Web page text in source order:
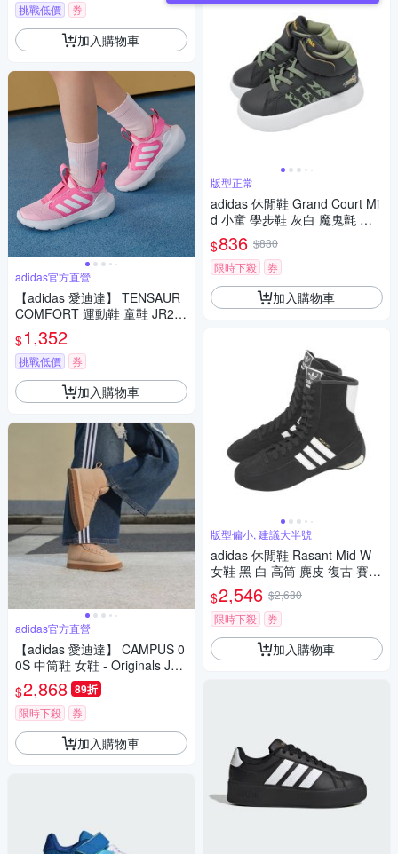
挑戰低價
券
加入購物車
adidas官方直營
【adidas 愛迪達】 TENSAUR
COMFORT 運動鞋 童鞋 JR27
24
$1,352
挑戰低價 券
加入購物車
adidas官方直營
【adidas 愛迪達】 CAMPUS 0
0S 中筒鞋 女鞋 - Originals JR3
735
$2,868 89折
限時下殺 券
加入購物車
版型正常
adidas 休閒鞋 Grand Court Mi
d 小童 學步鞋 灰白 魔鬼氈 獅
子王聯名 愛迪達 IF4096
$836 $880
限時下殺
券
加入購物車
版型偏小, 建議大半號
adidas 休閒鞋 Rasant Mid W
女鞋 黑 白 高筒 麂皮 復古 賽車
鞋 JH6665
$2,546 $2,680
限時下殺
券
加入購物車